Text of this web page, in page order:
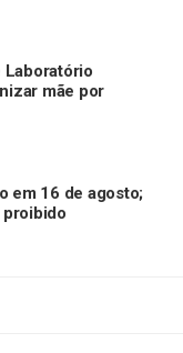
Laboratório
mãe por
em 16 de agosto;
proibido